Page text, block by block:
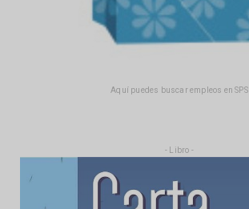
Aquí puedes buscar empleos en SPS
- Libro -